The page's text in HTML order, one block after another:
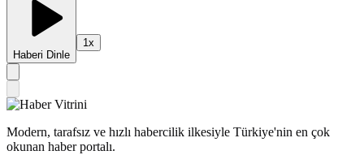
Haberi Dinle
1x
Modern, tarafsız ve hızlı habercilik ilkesiyle Türkiye'nin en çok
okunan haber portalı.